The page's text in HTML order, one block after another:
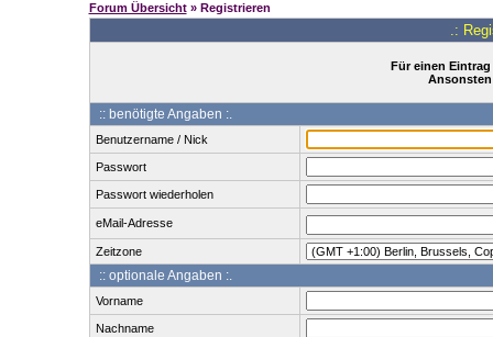
Forum Übersicht» Registrieren
.:
Für einen
:: benötigte Angaben :.
Benutzername / Nick
Passwort
Passwort wiederholen
eMail-Adresse
Zeitzone
:: optionale Angaben :.
Vorname
Nachname